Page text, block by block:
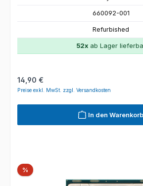
660092-001
Refurbished
52xab Lager
Regulärer Preis:
14,90 €
Preise exkl. MwSt. zzgl. Versandkosten
In den Warenkorb
%Rabatt